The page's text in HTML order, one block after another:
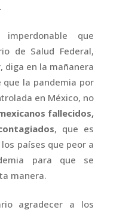
que
de Salud Federal,
diga en la mañanera
la pandemia por
en México, no
fallecidos,
, que es
países que peor a
para que se
manera.
agradecer a los